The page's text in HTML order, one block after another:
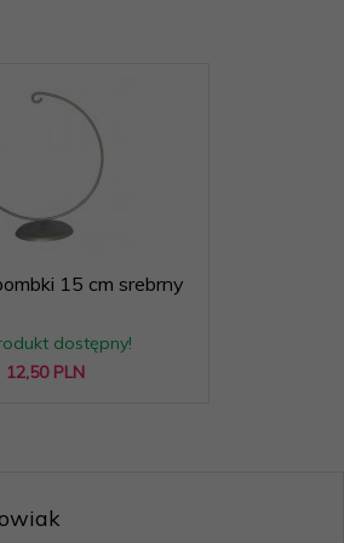
15 cm srebrny
dostępny!
12,50 PLN